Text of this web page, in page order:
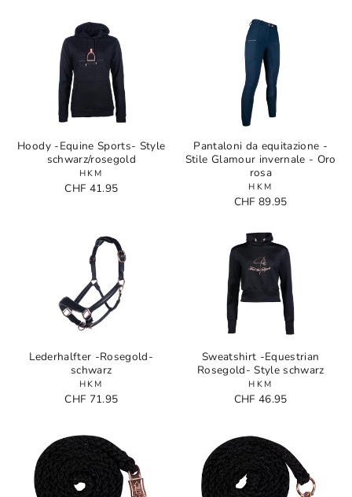
Hoody -Equine Sports- Style
schwarz/rosegold
HKM
CHF 41.95
Pantaloni da equitazione -
Stile Glamour invernale - Oro
rosa
HKM
CHF 89.95
Lederhalfter -Rosegold-
schwarz
HKM
CHF 71.95
Sweatshirt -Equestrian
Rosegold- Style schwarz
HKM
CHF 46.95